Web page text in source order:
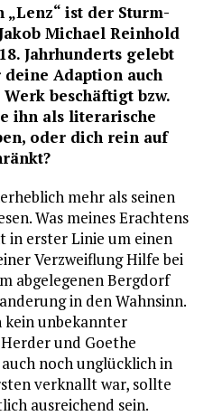
„Lenz“ ist der Sturm-
Michael Reinhold
Jahrhunderts gelebt
Adaption auch
beschäftigt bzw.
ihn als literarische
oder dich rein auf
mehr als seinen
Was meines Erachtens
in erster Linie um einen
Verzweiflung Hilfe bei
abgelegenen Bergdorf
in den Wahnsinn.
kein unbekannter
und Goethe
noch unglücklich in
verknallt war, sollte
ausreichend sein.